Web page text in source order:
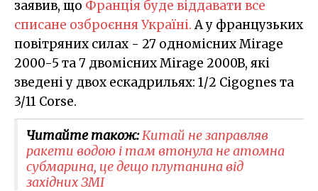
заявив, що Франція буде віддавати все
списане озброєння Україні.А у французьких
повітряних силах - 27 одномісних Mirage
2000-5 та 7 двомісних Mirage 2000B, які
зведені у двох ескадрильях: 1/2 Cigognes та
3/11 Corse.
Читайте також:Китай не заправляв
ракети водою і там втонула не атомна
субмарина, це дещо плутанина від
західних ЗМІ